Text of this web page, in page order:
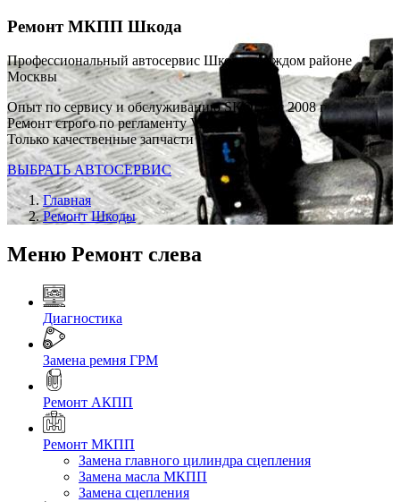
Ремонт МКПП Шкода
Профессиональный автосервис Шкода в каждом районе
Москвы
Опыт по сервису и обслуживанию SKODA с 2008 г
Ремонт строго по регламенту VAG
Только качественные запчасти
ВЫБРАТЬ АВТОСЕРВИС
Главная
Ремонт Шкоды
Меню Ремонт слева
Диагностика
Замена ремня ГРМ
Ремонт АКПП
Ремонт МКПП
Замена главного цилиндра сцепления
Замена масла МКПП
Замена сцепления